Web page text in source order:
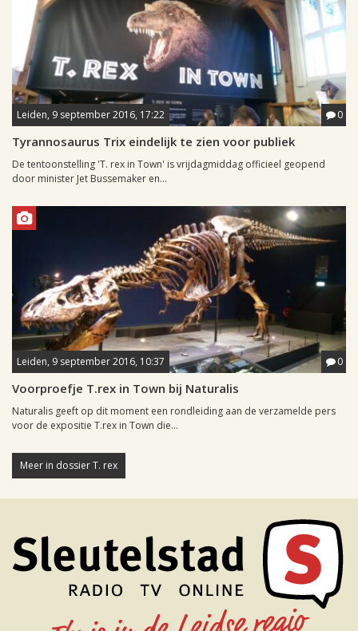
Leiden, 9 september 2016, 17:22 0
Tyrannosaurus Trix eindelijk te zien voor publiek
De tentoonstelling 'T. rex in Town' is vrijdagmiddag officieel geopend
door minister Jet Bussemaker en...
Leiden, 9 september 2016, 10:37 0
Voorproefje T.rex in Town bij Naturalis
Naturalis geeft op dit moment een rondleiding aan de verzamelde pers
voor de expositie T.rex in Town die...
Meer in dossier T. rex